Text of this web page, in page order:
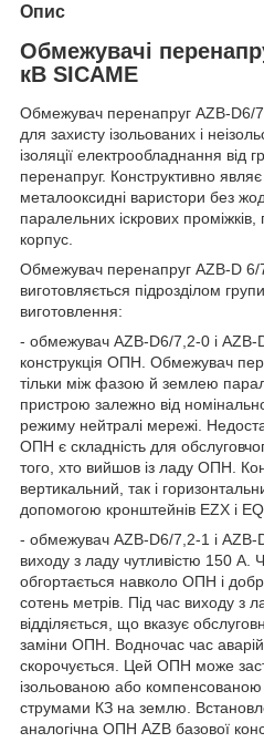
Опис
Обмежувачі
кВ SICAME
Обмежувач перенапруг AZB-D6/
для захисту ізольованих і
ізоляції електрообладнання від
перенапруг. Конструктивно
металооксидні варистори без
паралельних іскрових проміжків,
корпус.
Обмежувач перенапруг AZB-D 6/
виготовляється підрозділом
виготовлення:
- обмежувач AZB-D6/7,2-0 і
конструкція ОПН. Обмежувач
тільки між фазою й землею
пристрою залежно від
режиму нейтралі мережі.
ОПН є складність для
того, хто вийшов із ладу ОПН.
вертикальний, так і
допомогою кронштейнів EZX і
- обмежувач AZB-D6/7,2-1 і AZB-
виходу з ладу чутливістю 150 А.
обгортається навколо ОПН і
сотень метрів. Під час виходу з
відділяється, що вказує
заміни ОПН. Водночас час
скорочується. Цей ОПН може
ізольованою або
струмами КЗ на землю.
аналогічна ОПН AZB базової